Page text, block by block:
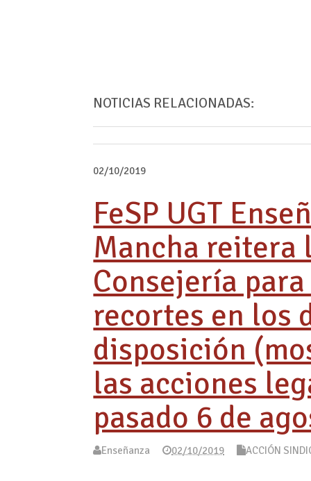
NOTICIAS RELACIONADAS:
02/10/2019
FeSP UGT
Mancha reitera
Consejería
recortes en los
disposición
las acciones
pasado 6 de
Enseñanza 02/10/2019 ACCIÓN